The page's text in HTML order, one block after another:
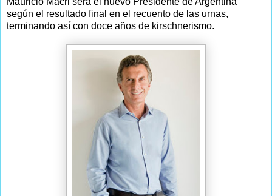
según el resultado final en el recuento de las urnas,
terminando así con doce años de kirschnerismo.